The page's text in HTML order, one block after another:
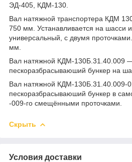
ЭД-405, КДМ-130.
Вал натяжной транспортера КДМ
750 мм. Устанавливается на шасси
универсальный, с двумя
мм.
Вал натяжной КДМ-130Б.31.40.009 —
пескоразбрасываюший бункер на
Вал натяжной КДМ-130Б.31.40.009-
пескоразбрасываюший бункер в
-009-го смещёнными проточками.
Скрыть
Условия доставки